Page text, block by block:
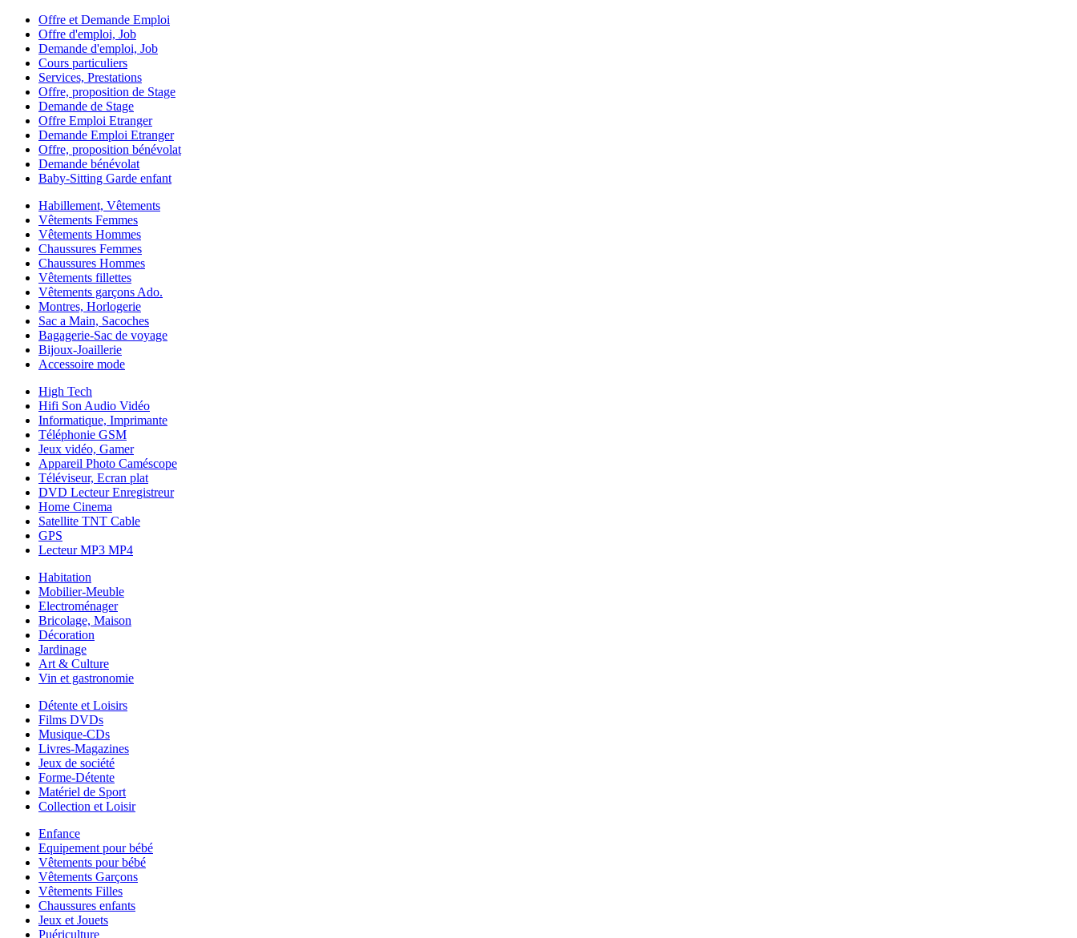
Offre et Demande Emploi
Offre d'emploi, Job
Demande d'emploi, Job
Cours particuliers
Services, Prestations
Offre, proposition de Stage
Demande de Stage
Offre Emploi Etranger
Demande Emploi Etranger
Offre, proposition bénévolat
Demande bénévolat
Baby-Sitting Garde enfant
Habillement, Vêtements
Vêtements Femmes
Vêtements Hommes
Chaussures Femmes
Chaussures Hommes
Vêtements fillettes
Vêtements garçons Ado.
Montres, Horlogerie
Sac a Main, Sacoches
Bagagerie-Sac de voyage
Bijoux-Joaillerie
Accessoire mode
High Tech
Hifi Son Audio Vidéo
Informatique, Imprimante
Téléphonie GSM
Jeux vidéo, Gamer
Appareil Photo Caméscope
Téléviseur, Ecran plat
DVD Lecteur Enregistreur
Home Cinema
Satellite TNT Cable
GPS
Lecteur MP3 MP4
Habitation
Mobilier-Meuble
Electroménager
Bricolage, Maison
Décoration
Jardinage
Art & Culture
Vin et gastronomie
Détente et Loisirs
Films DVDs
Musique-CDs
Livres-Magazines
Jeux de société
Forme-Détente
Matériel de Sport
Collection et Loisir
Enfance
Equipement pour bébé
Vêtements pour bébé
Vêtements Garçons
Vêtements Filles
Chaussures enfants
Jeux et Jouets
Puériculture